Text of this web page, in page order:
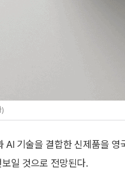
)
AI 기술을 결합한 신제품을
일 것으로 전망된다.